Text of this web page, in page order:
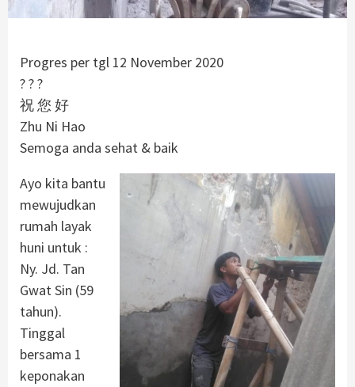
Progres per tgl 12 November 2020
? ? ?
祝 您 好
Zhu Ni Hao
Semoga anda sehat & baik
Ayo kita bantu
mewujudkan
rumah layak
huni untuk :
Ny. Jd. Tan
Gwat Sin (59
tahun).
Tinggal
bersama 1
keponakan